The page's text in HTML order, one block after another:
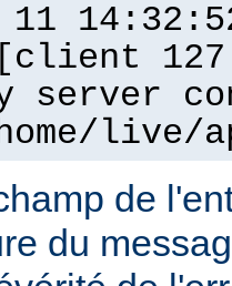
11
server
live/
de
du